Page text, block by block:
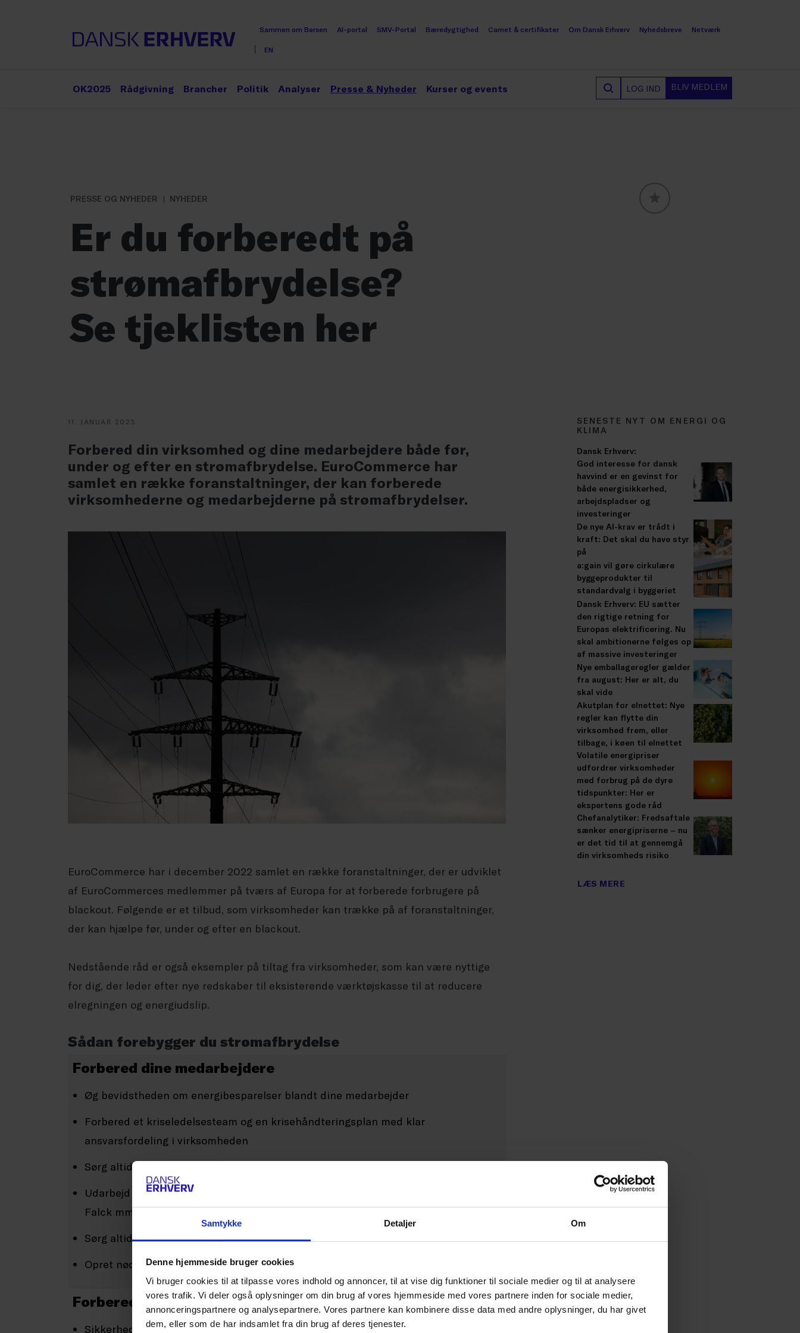
Samtykke Detaljer Om
Denne hjemmeside bruger cookies
Vi bruger cookies til at tilpasse vores indhold og annoncer, til at vise dig funktioner til sociale medier og til at analysere
vores trafik. Vi deler også oplysninger om din brug af vores hjemmeside med vores partnere inden for sociale medier,
annonceringspartnere og analysepartnere. Vores partnere kan kombinere disse data med andre oplysninger, du har givet
dem, eller som de har indsamlet fra din brug af deres tjenester.
Sammen om Børsen AI-portal SMV-Portal Bæredygtighed Carnet & certifikater Om Dansk Erhverv Nyhedsbreve Netværk
EN
OK2025 Rådgivning Brancher Politik Analyser Presse & Nyheder Kurser og events LOG IND BLIV MEDLEM
PRESSE OG NYHEDER
NYHEDER
Er du forberedt på
strømafbrydelse?
Se tjeklisten her
11. JANUAR 2023
Forbered din virksomhed og dine medarbejdere både før,
under og efter en strømafbrydelse. EuroCommerce har
samlet en række foranstaltninger, der kan forberede
virksomhederne og medarbejderne på strømafbrydelser.
EuroCommerce har i december 2022 samlet en række foranstaltninger, der er udviklet
af EuroCommerces medlemmer på tværs af Europa for at forberede forbrugere på
blackout. Følgende er et tilbud, som virksomheder kan trække på af foranstaltninger,
der kan hjælpe før, under og efter en blackout.
Nedstående råd er også eksempler på tiltag fra virksomheder, som kan være nyttige
for dig, der leder efter nye redskaber til eksisterende værktøjskasse til at reducere
elregningen og energiudslip.
Sådan forebygger du strømafbrydelse
Forbered dine medarbejdere
Øg bevidstheden om energibesparelser blandt dine medarbejder
Forbered et kriseledelsesteam og en krisehåndteringsplan med klar
ansvarsfordeling i virksomheden
Sørg altid for at have udskrevne kopier af disse til nøglemedarbejdere
Udarbejd en folder til medarbejdere med nødnumre som fx politi, brandvæsnet,
Falck mm
Sørg altid for at have udskrevne kopier til nøglemedarbejdere
Opret nødkommunikationssystem, der fungerer uden brug af strøm
Forbered din virksomhed
Sikkerhedskopiering af vigtige dokumenter og elektroniske filer i et cloud-system.
SENESTE NYT OM ENERGI OG
KLIMA
Dansk Erhverv:
God interesse for dansk
havvind er en gevinst for
både energisikkerhed,
arbejdspladser og
investeringer
De nye AI-krav er trådt i
kraft: Det skal du have styr
på
a:gain vil gøre cirkulære
byggeprodukter til
standardvalg i byggeriet
Dansk Erhverv: EU sætter
den rigtige retning for
Europas elektrificering. Nu
skal ambitionerne følges op
af massive investeringer
Nye emballageregler gælder
fra august: Her er alt, du
skal vide
Akutplan for elnettet: Nye
regler kan flytte din
virksomhed frem, eller
tilbage, i køen til elnettet
Volatile energipriser
udfordrer virksomheder
med forbrug på de dyre
tidspunkter: Her er
ekspertens gode råd
Chefanalytiker: Fredsaftale
sænker energipriserne – nu
er det tid til at gennemgå
din virksomheds risiko
LÆS MERE